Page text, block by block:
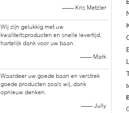
—— Kris Metzler
Wij zijn gelukkig met uw
kwaliteitsproducten en snelle levertijd,
hartelijk dank voor uw baan.
—— Mark
Waardeer uw goede baan en verstrek
goede producten zoals wij, dank
opnieuw denken.
—— Jully